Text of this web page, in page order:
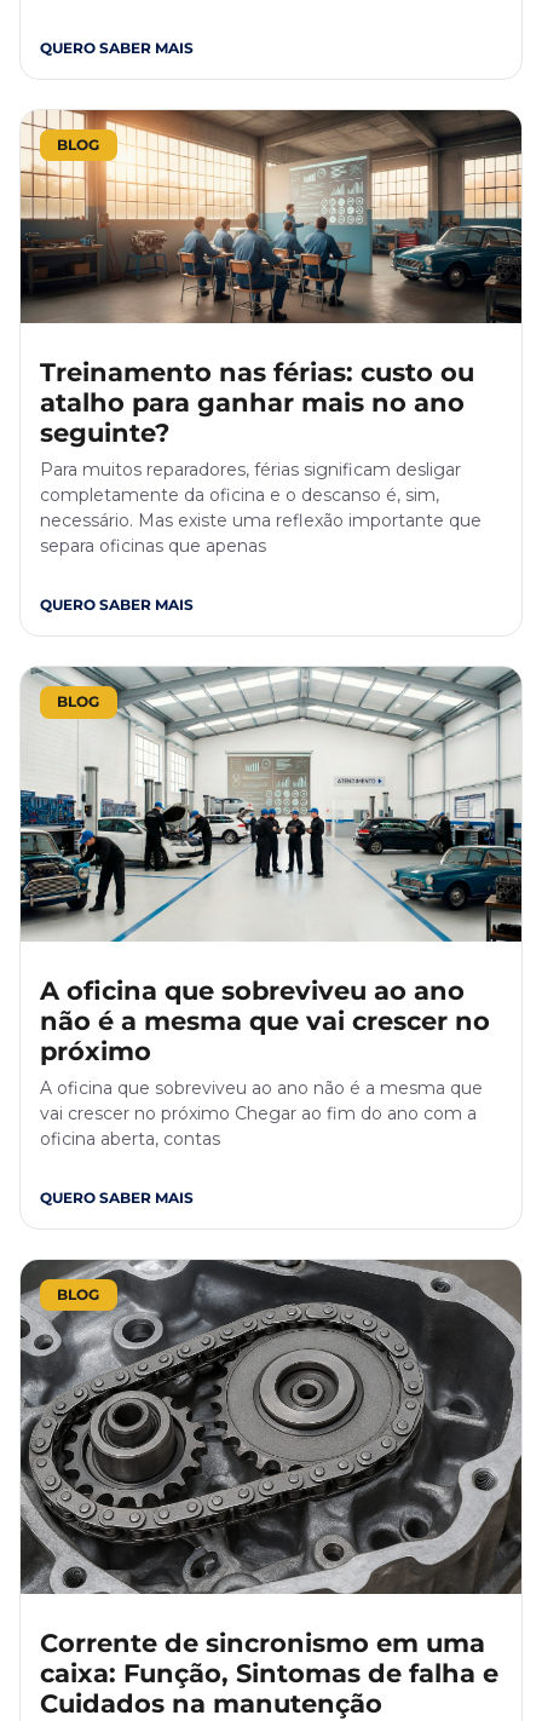
QUERO SABER MAIS
BLOG
Treinamento nas férias: custo ou
atalho para ganhar mais no ano
seguinte?
Para muitos reparadores, férias significam desligar
completamente da oficina e o descanso é, sim,
necessário. Mas existe uma reflexão importante que
separa oficinas que apenas
QUERO SABER MAIS
BLOG
A oficina que sobreviveu ao ano
não é a mesma que vai crescer no
próximo
A oficina que sobreviveu ao ano não é a mesma que
vai crescer no próximo Chegar ao fim do ano com a
oficina aberta, contas
QUERO SABER MAIS
BLOG
Corrente de sincronismo em uma
caixa: Função, Sintomas de falha e
Cuidados na manutenção